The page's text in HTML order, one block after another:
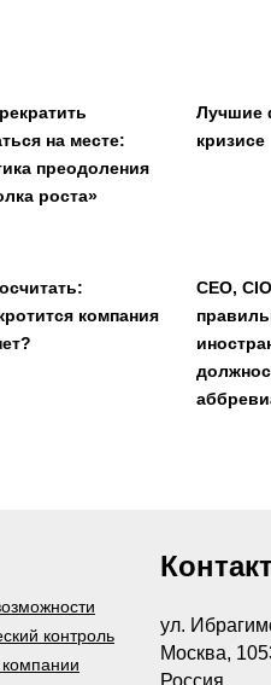
на месте:
преодоления
роста»
Лучшие
кризисе
компания
CEO,
контроль
ул.
Москва,
Россия